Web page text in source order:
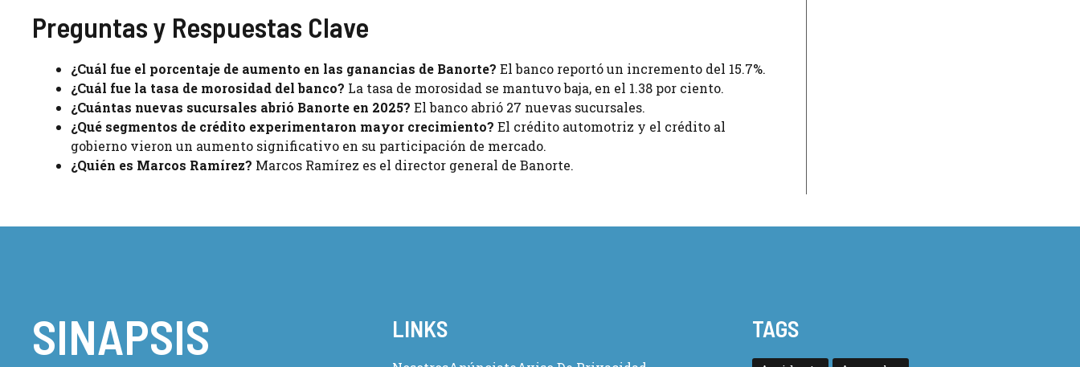
Preguntas y Respuestas Clave
¿Cuál fue el porcentaje de aumento en las ganancias de Banorte? El banco reportó un incremento del 15.7%.
¿Cuál fue la tasa de morosidad del banco? La tasa de morosidad se mantuvo baja, en el 1.38 por ciento.
¿Cuántas nuevas sucursales abrió Banorte en 2025? El banco abrió 27 nuevas sucursales.
¿Qué segmentos de crédito experimentaron mayor crecimiento? El crédito automotriz y el crédito al
gobierno vieron un aumento significativo en su participación de mercado.
¿Quién es Marcos Ramírez? Marcos Ramírez es el director general de Banorte.
SINAPSIS LINKS TAGS